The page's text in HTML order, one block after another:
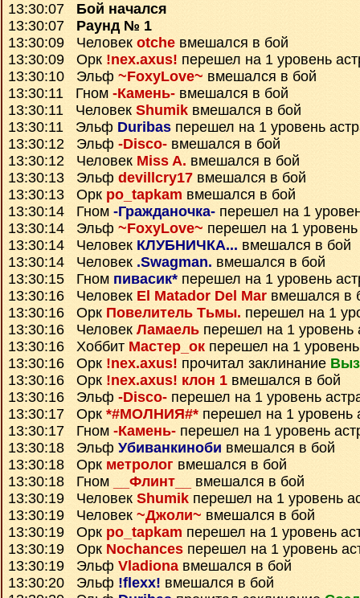
13:30:07 Бой начался
13:30:07 Раунд № 1
13:30:09 Человек otche вмешался в бой
13:30:09 Орк !nex.axus! перешел на 1 уровень
13:30:10 Эльф ~FoxyLove~ вмешался в бой
13:30:11 Гном -Камень- вмешался в бой
13:30:11 Человек Shumik вмешался в бой
13:30:11 Эльф Duribas перешел на 1 уровень
13:30:12 Эльф -Disco- вмешался в бой
13:30:12 Человек Miss A. вмешался в бой
13:30:13 Эльф devillcry17 вмешался в бой
13:30:13 Орк po_tapkam вмешался в бой
13:30:14 Гном -Гражданочка- перешел на 1
13:30:14 Эльф ~FoxyLove~ перешел на 1
13:30:14 Человек КЛУБНИЧКА... вмешался в бой
13:30:14 Человек .Swagman. вмешался в бой
13:30:15 Гном пивасик* перешел на 1 уровень
13:30:16 Человек El Matador Del Mar вмешался в
13:30:16 Орк Повелитель Тьмы. перешел на 1
13:30:16 Человек Ламаель перешел на 1 уровень
13:30:16 Хоббит Мастер_ок перешел на 1
13:30:16 Орк !nex.axus! прочитал заклинание
13:30:16 Орк !nex.axus! клон 1 вмешался в бой
13:30:16 Эльф -Disco- перешел на 1 уровень
13:30:17 Орк *#МОЛНИЯ#* перешел на 1 уровень
13:30:17 Гном -Камень- перешел на 1 уровень
13:30:18 Эльф Убиванкиноби вмешался в бой
13:30:18 Орк метролог вмешался в бой
13:30:18 Гном
__Флинт__
вмешался в бой
13:30:19 Человек Shumik перешел на 1 уровень
13:30:19 Человек ~Джоли~ вмешался в бой
13:30:19 Орк po_tapkam перешел на 1 уровень
13:30:19 Орк Nochances перешел на 1 уровень
13:30:19 Эльф Vladionaвмешался в бой
13:30:20 Эльф !flexx! вмешался в бой